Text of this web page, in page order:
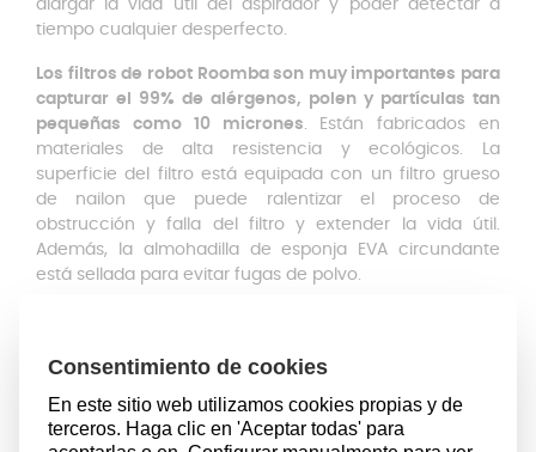
alargar la vida útil del aspirador y poder detectar a
tiempo cualquier desperfecto.
Los filtros de robot Roomba son muy importantes para
capturar el 99% de alérgenos, polen y partículas tan
pequeñas como 10 micrones. Están fabricados en
materiales de alta resistencia y ecológicos. La
superficie del filtro está equipada con un filtro grueso
de nailon que puede ralentizar el proceso de
obstrucción y falla del filtro y extender la vida útil.
Además, la almohadilla de esponja EVA circundante
está sellada para evitar fugas de polvo.
Antes de comprar este repuesto asegúrate de que es
compatible con tu iRobot Roomba. Si tu aspirador no es
de las series 800 o 900, este repuesto no te servirá.